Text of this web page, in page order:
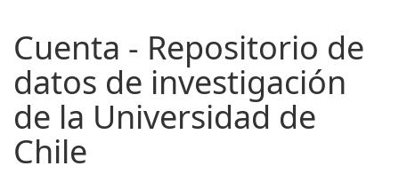
Cuenta - Repositorio de
datos de investigación
de la Universidad de
Chile